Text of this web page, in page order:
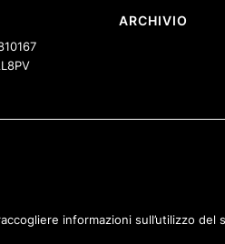
ARCHIVIO
informazioni sull’utilizzo del